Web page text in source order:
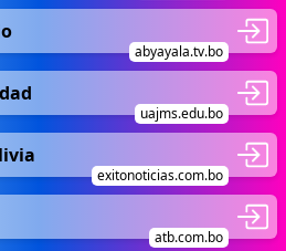
abyayala.tv.bo
uajms.edu.bo
exitonoticias.com.bo
atb.com.bo